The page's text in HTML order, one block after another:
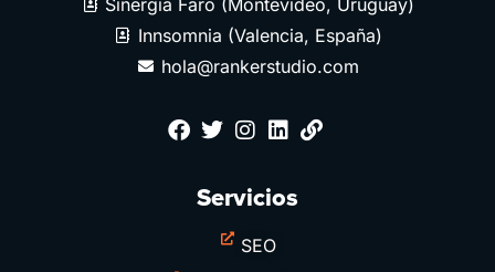
Innsomnia (Valencia, España)
hola@rankerstudio.com
Servicios
SEO